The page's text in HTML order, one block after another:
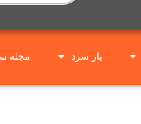
بار سرد مجله